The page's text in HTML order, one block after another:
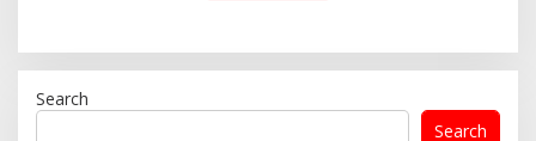
Search
Search